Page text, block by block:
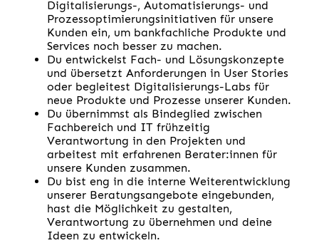
Digitalisierungs-, Automatisierungs- und
Prozessoptimierungsinitiativen für unsere
Kunden ein, um bankfachliche Produkte und
Services noch besser zu machen.
Du entwickelst Fach- und Lösungskonzepte
und übersetzt Anforderungen in User Stories
oder begleitest Digitalisierungs-Labs für
neue Produkte und Prozesse unserer Kunden.
Du übernimmst als Bindeglied zwischen
Fachbereich und IT frühzeitig
Verantwortung in den Projekten und
arbeitest mit erfahrenen Berater:innen für
unsere Kunden zusammen.
Du bist eng in die interne Weiterentwicklung
unserer Beratungsangebote eingebunden,
hast die Möglichkeit zu gestalten,
Verantwortung zu übernehmen und deine
Ideen zu entwickeln.